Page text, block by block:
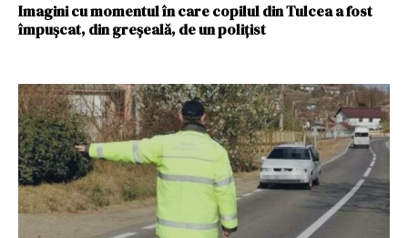
Imagini cu momentul în care copilul din Tulcea a fost
împușcat, din greșeală, de un polițist